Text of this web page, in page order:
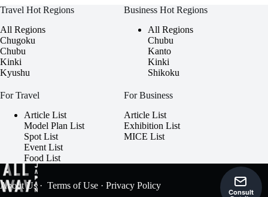
Consult
Travel Hot Regions
All Regions
Chugoku
Chubu
Kinki
Kyushu
Business Hot Regions
All Regions
Chubu
Kanto
Kinki
Shikoku
For Travel
Article List
Model Plan List
Spot List
Event List
Food List
For Business
Article List
Exhibition List
MICE List
About Us· Terms of Use · Privacy Policy